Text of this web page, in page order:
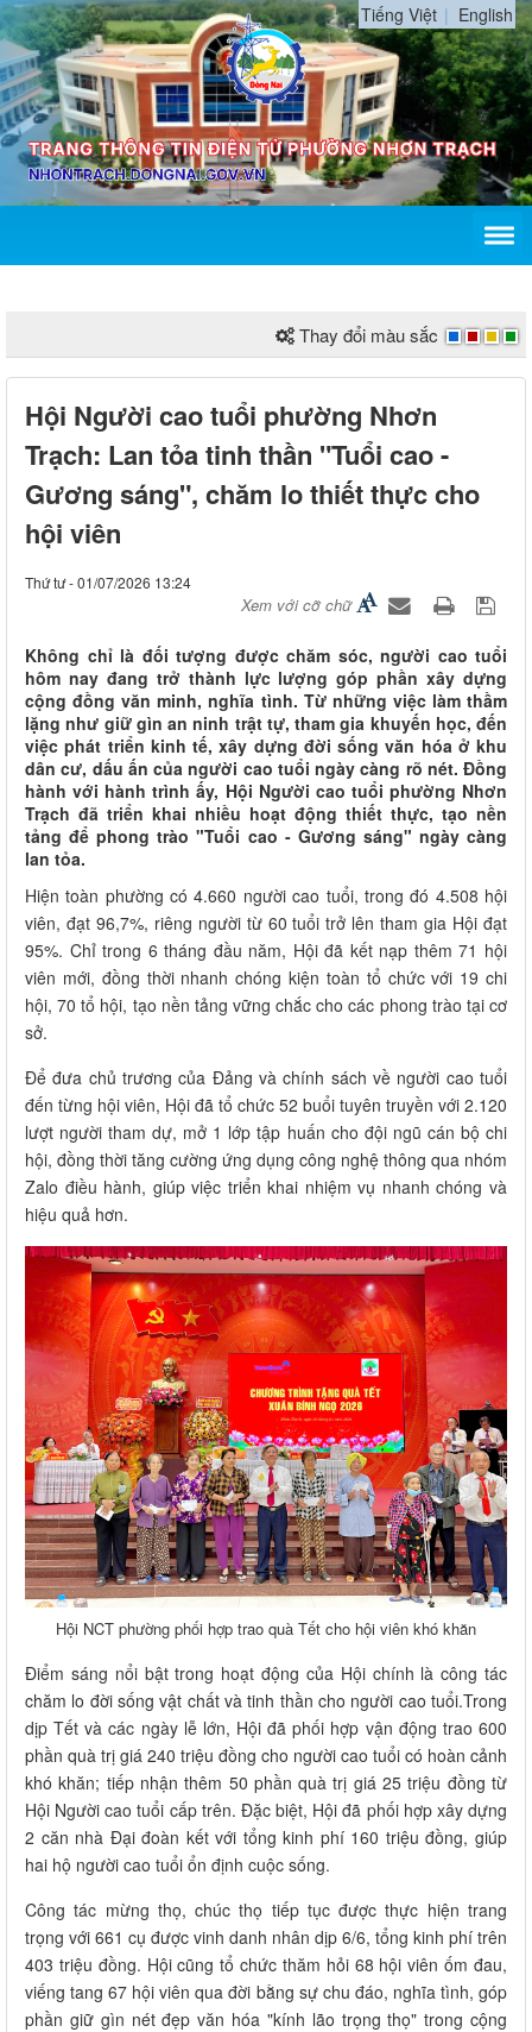
Tiếng Việt English
Thay đổi màu sắc
Hội Người cao tuổi phường Nhơn
Trạch: Lan tỏa tinh thần "Tuổi cao -
Gương sáng", chăm lo thiết thực cho
hội viên
Thứ tư - 01/07/2026 13:24
Xem với cỡ chữ
Không chỉ là đối tượng được chăm sóc, người cao tuổi
hôm nay đang trở thành lực lượng góp phần xây dựng
cộng đồng văn minh, nghĩa tình. Từ những việc làm thầm
lặng như giữ gìn an ninh trật tự, tham gia khuyến học, đến
việc phát triển kinh tế, xây dựng đời sống văn hóa ở khu
dân cư, dấu ấn của người cao tuổi ngày càng rõ nét. Đồng
hành với hành trình ấy, Hội Người cao tuổi phường Nhơn
Trạch đã triển khai nhiều hoạt động thiết thực, tạo nền
tảng để phong trào "Tuổi cao - Gương sáng" ngày càng
lan tỏa.
Hiện toàn phường có 4.660 người cao tuổi, trong đó 4.508 hội
viên, đạt 96,7%, riêng người từ 60 tuổi trở lên tham gia Hội đạt
95%. Chỉ trong 6 tháng đầu năm, Hội đã kết nạp thêm 71 hội
viên mới, đồng thời nhanh chóng kiện toàn tổ chức với 19 chi
hội, 70 tổ hội, tạo nền tảng vững chắc cho các phong trào tại cơ
sở.
Để đưa chủ trương của Đảng và chính sách về người cao tuổi
đến từng hội viên, Hội đã tổ chức 52 buổi tuyên truyền với 2.120
lượt người tham dự, mở 1 lớp tập huấn cho đội ngũ cán bộ chi
hội, đồng thời tăng cường ứng dụng công nghệ thông qua nhóm
Zalo điều hành, giúp việc triển khai nhiệm vụ nhanh chóng và
hiệu quả hơn.
Hội NCT phường phối hợp trao quà Tết cho hội viên khó khăn
Điểm sáng nổi bật trong hoạt động của Hội chính là công tác
chăm lo đời sống vật chất và tinh thần cho người cao tuổi.Trong
dịp Tết và các ngày lễ lớn, Hội đã phối hợp vận động trao 600
phần quà trị giá 240 triệu đồng cho người cao tuổi có hoàn cảnh
khó khăn; tiếp nhận thêm 50 phần quà trị giá 25 triệu đồng từ
Hội Người cao tuổi cấp trên. Đặc biệt, Hội đã phối hợp xây dựng
2 căn nhà Đại đoàn kết với tổng kinh phí 160 triệu đồng, giúp
hai hộ người cao tuổi ổn định cuộc sống.
Công tác mừng thọ, chúc thọ tiếp tục được thực hiện trang
trọng với 661 cụ được vinh danh nhân dịp 6/6, tổng kinh phí trên
403 triệu đồng. Hội cũng tổ chức thăm hỏi 68 hội viên ốm đau,
viếng tang 67 hội viên qua đời bằng sự chu đáo, nghĩa tình, góp
phần giữ gìn nét đẹp văn hóa "kính lão trọng thọ" trong cộng